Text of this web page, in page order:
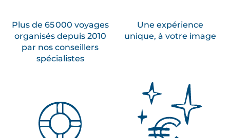
Plus de 65 000 voyages
organisés depuis 2010
par nos conseillers
spécialistes
Une expérience
unique, à votre image